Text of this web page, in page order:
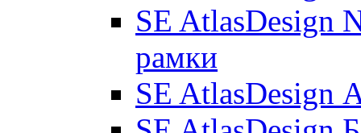
SE AtlasDesign
рамки
SE AtlasDesign